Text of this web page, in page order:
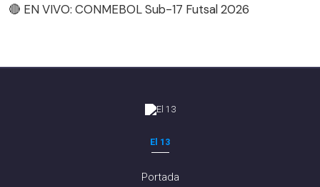
🔴 EN VIVO: CONMEBOL Sub-17 Futsal 2026
El 13
Portada